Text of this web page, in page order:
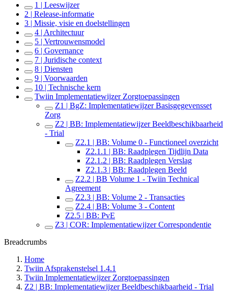
1 | Leeswijzer
2 | Release-informatie
3 | Missie, visie en doelstellingen
4 | Architectuur
5 | Vertrouwensmodel
6 | Governance
7 | Juridische context
8 | Diensten
9 | Voorwaarden
10 | Technische kern
Twiin Implementatiewijzer Zorgtoepassingen
Z1 | BgZ: Implementatiewijzer Basisgegevensset
Zorg
Z2 | BB: Implementatiewijzer Beeldbeschikbaarheid
- Trial
Z2.1 | BB: Volume 0 - Functioneel overzicht
Z2.1.1 | BB: Raadplegen Tijdlijn Data
Z2.1.2 | BB: Raadplegen Verslag
Z2.1.3 | BB: Raadplegen Beeld
Z2.2 | BB Volume 1 - Twiin Technical
Agreement
Z2.3 | BB: Volume 2 - Transacties
Z2.4 | BB: Volume 3 - Content
Z2.5 | BB: PvE
Z3 | COR: Implementatiewijzer Correspondentie
Breadcrumbs
Home
Twiin Afsprakenstelsel 1.4.1
Twiin Implementatiewijzer Zorgtoepassingen
Z2 | BB: Implementatiewijzer Beeldbeschikbaarheid - Trial